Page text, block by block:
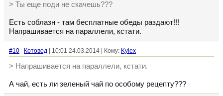
> Ты еще поди не скачешь???
Есть соблазн - там бесплатные обеды раздают!!!
Напрашивается на параллели, кстати.
#10 Котовод | 10:01 24.03.2014 | Кому: Kylex
> Напрашивается на параллели, кстати.
А чай, есть ли зеленый чай по особому рецепту???